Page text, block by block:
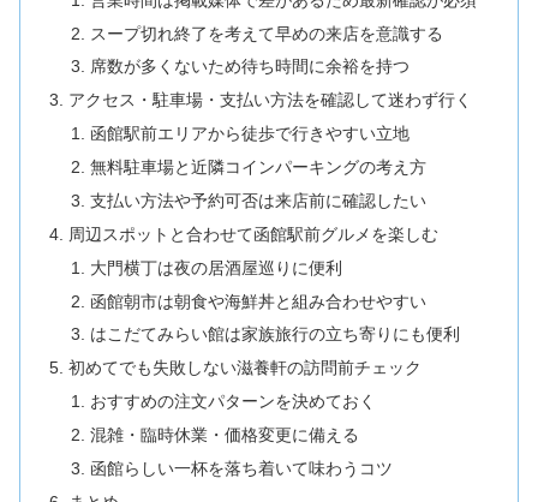
スープ切れ終了を考えて早めの来店を意識する
席数が多くないため待ち時間に余裕を持つ
アクセス・駐車場・支払い方法を確認して迷わず行く
函館駅前エリアから徒歩で行きやすい立地
無料駐車場と近隣コインパーキングの考え方
支払い方法や予約可否は来店前に確認したい
周辺スポットと合わせて函館駅前グルメを楽しむ
大門横丁は夜の居酒屋巡りに便利
函館朝市は朝食や海鮮丼と組み合わせやすい
はこだてみらい館は家族旅行の立ち寄りにも便利
初めてでも失敗しない滋養軒の訪問前チェック
おすすめの注文パターンを決めておく
混雑・臨時休業・価格変更に備える
函館らしい一杯を落ち着いて味わうコツ